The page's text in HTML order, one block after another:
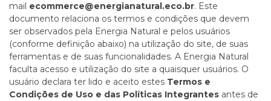
mail ecommerce@energianatural.eco.br. Este
documento relaciona os termos e condições que devem
ser observados pela Energia Natural e pelos usuários
(conforme definição abaixo) na utilização do site, de suas
ferramentas e de suas funcionalidades. A Energia Natural
faculta acesso e utilização do site a quaisquer usuários. O
usuário declara ter lido e aceito estes Termos e
Condições de Uso e das Políticas Integrantes antes de